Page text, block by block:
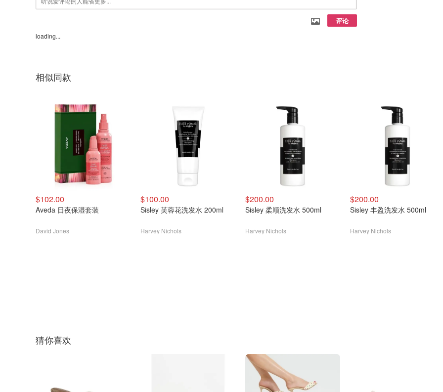
评论
loading...
相似同款
$102.00
Aveda 日夜保湿套装
David Jones
$100.00
Sisley 芙蓉花洗发水 200ml
Harvey Nichols
$200.00
Sisley 柔顺洗发水 500ml
Harvey Nichols
$200.00
Sisley 丰盈洗发水 500ml
Harvey Nichols
猜你喜欢